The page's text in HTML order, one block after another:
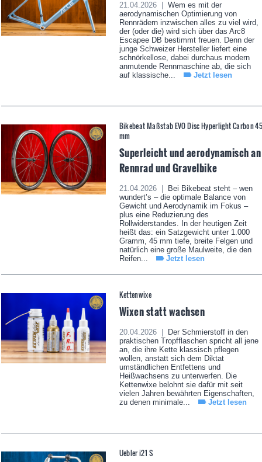
21.04.2026 |
Wem es mit der
aerodynamischen Optimierung von
Rennrädern inzwischen alles zu viel wird,
der (oder die) wird sich über das Arc8
Escapee DB bestimmt freuen. Denn der
junge Schweizer Hersteller liefert eine
schnörkellose, dabei durchaus modern
anmutende Rennmaschine ab, die sich
auf klassische...
Jetzt lesen
Bikebeat Maßstab EVO Disc Hyperlight Carbon
mm
Superleicht und aerodynamisch an
Rennrad und Gravelbike
21.04.2026 |
Bei Bikebeat steht – wen
wundert’s – die optimale Balance von
Gewicht und Aerodynamik im Fokus –
plus eine Reduzierung des
Rollwiderstandes. In der heutigen Zeit
heißt das: ein Satzgewicht unter 1.000
Gramm, 45 mm tiefe, breite Felgen und
natürlich eine große Maulweite, die den
Reifen...
Jetzt lesen
Kettenwixe
Wixen statt wachsen
20.04.2026 |
Der Schmierstoff in den
praktischen Tropfflaschen spricht all jene
an, die ihre Kette klassisch pflegen
wollen, anstatt sich dem Diktat
umständlichen Entfettens und
Heißwachsens zu unterwerfen. Die
Kettenwixe belohnt sie dafür mit seit
vielen Jahren bewährten Eigenschaften,
zu denen minimale...
Jetzt lesen
Uebler i21 S